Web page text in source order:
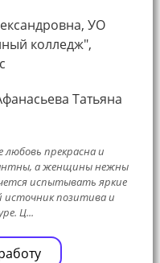
УО
колледж",
Татьяна
прекрасна и
а женщины нежны
испытывать яркие
источник позитива и
Ц...